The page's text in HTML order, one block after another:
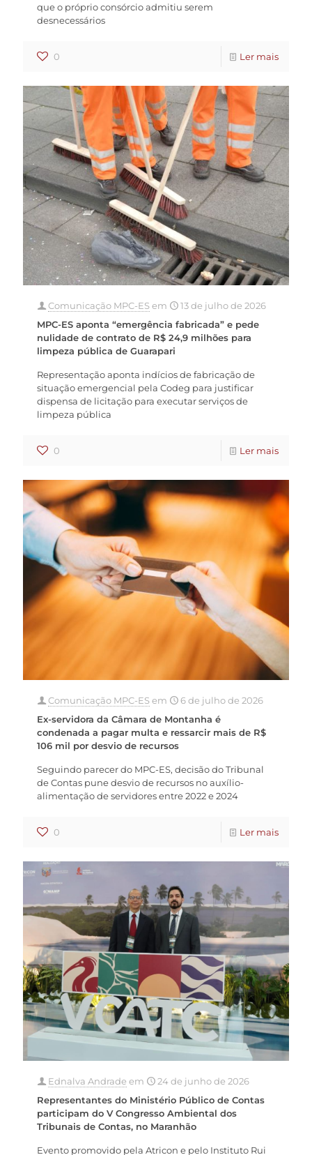
que o próprio consórcio admitiu serem
desnecessários
0 Ler mais
Comunicação MPC-ESem
13 de julho de 2026
MPC-ES aponta “emergência fabricada” e pede
nulidade de contrato de R$ 24,9 milhões para
limpeza pública de Guarapari
Representação aponta indícios de fabricação de
situação emergencial pela Codeg para justificar
dispensa de licitação para executar serviços de
limpeza pública
0 Ler mais
Comunicação MPC-ESem
6 de julho de 2026
Ex-servidora da Câmara de Montanha é
condenada a pagar multa e ressarcir mais de R$
106 mil por desvio de recursos
Seguindo parecer do MPC-ES, decisão do Tribunal
de Contas pune desvio de recursos no auxílio-
alimentação de servidores entre 2022 e 2024
0 Ler mais
Ednalva Andrade em
24 de junho de 2026
Representantes do Ministério Público de Contas
participam do V Congresso Ambiental dos
Tribunais de Contas, no Maranhão
Evento promovido pela Atricon e pelo Instituto Rui